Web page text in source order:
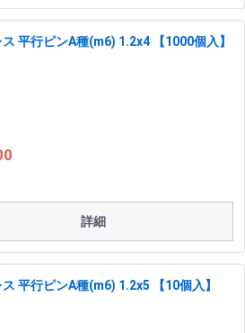
平行ピンA種(m6) 1.2x4 【1000個入】
詳細
平行ピンA種(m6) 1.2x5 【10個入】